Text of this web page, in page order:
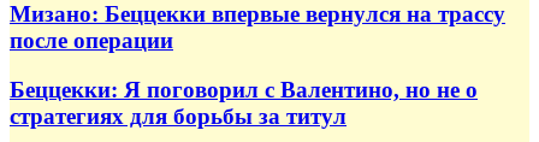
Мизано: Беццекки впервые вернулся на трассу
после операции
Беццекки: Я поговорил с Валентино, но не о
стратегиях для борьбы за титул